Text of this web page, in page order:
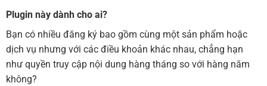
Plugin này dành cho ai?
Bạn có nhiều đăng ký bao gồm cùng một sản phẩm hoặc
dịch vụ nhưng với các điều khoản khác nhau, chẳng hạn
như quyền truy cập nội dung hàng tháng so với hàng năm
không?